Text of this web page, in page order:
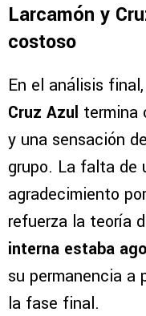
Larcamón y
costoso
En el análisis
Cruz Azul termina
y una sensación
grupo. La falta de
agradecimiento
refuerza la teoría
interna estaba
su permanencia a
la fase final.